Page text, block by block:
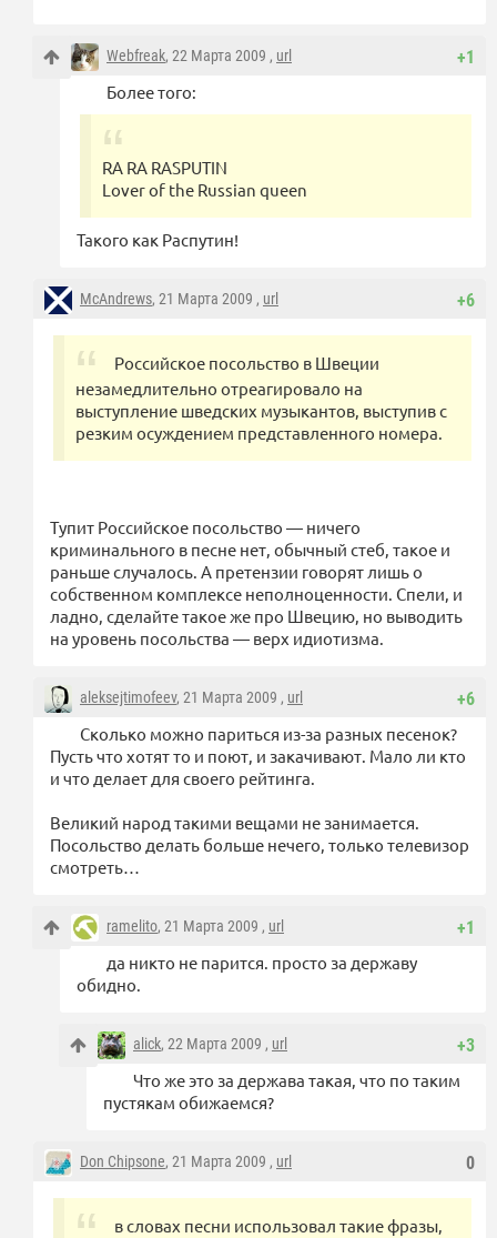
+1
Webfreak, 22 Марта 2009 , url
Более того:
RA RA RASPUTIN
Lover of the Russian queen
Такого как Распутин!
+6
McAndrews, 21 Марта 2009 , url
Российское посольство в Швеции
незамедлительно отреагировало на
выступление шведских музыкантов, выступив с
резким осуждением представленного номера.
Тупит Российское посольство — ничего
криминального в песне нет, обычный стеб, такое и
раньше случалось. А претензии говорят лишь о
собственном комплексе неполноценности. Спели, и
ладно, сделайте такое же про Швецию, но выводить
на уровень посольства — верх идиотизма.
+6
aleksejtimofeev, 21 Марта 2009 , url
Сколько можно париться из-за разных песенок?
Пусть что хотят то и поют, и закачивают. Мало ли кто
и что делает для своего рейтинга.
Великий народ такими вещами не занимается.
Посольство делать больше нечего, только телевизор
смотреть…
+1
ramelito, 21 Марта 2009 , url
да никто не парится. просто за державу
обидно.
+3
alick, 22 Марта 2009 , url
Что же это за держава такая, что по таким
пустякам обижаемся?
0
Don Chipsone, 21 Марта 2009 , url
в словах песни использовал такие фразы,